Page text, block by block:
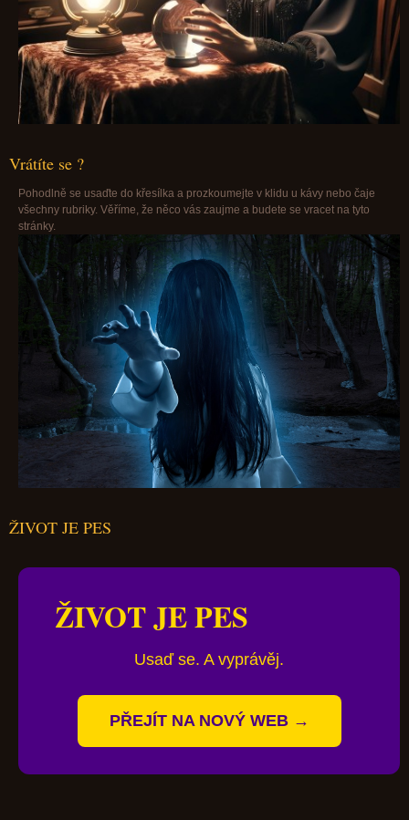
Vrátíte se ?
Pohodlně se usaďte do křesílka a prozkoumejte v klidu u kávy nebo čaje
všechny rubriky. Věříme, že něco vás zaujme a budete se vracet na tyto
stránky.
ŽIVOT JE PES
ŽIVOT JE PES
Usaď se. A vyprávěj.
PŘEJÍT NA NOVÝ WEB →